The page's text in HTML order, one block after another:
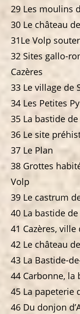
29 Les moulins
30 Le château
31Le Volp
32 Sites gallo-
Cazères
33 Le village de
34 Les Petites
35 La bastide
36 Le site
37 Le Plan
38 Grottes
Volp
39 Le castrum
40 La bastide
41 Cazères,
42 Le château
43 La Bastide-
44 Carbonne,
45 La papeterie
46 Du donjon